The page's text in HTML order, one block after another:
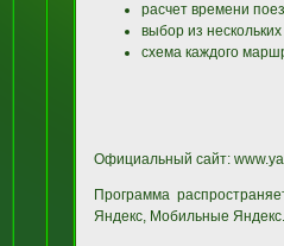
расчет времени
выбор из
схема каждого
Официальный сайт:
Программа
Яндекс, Мобильные